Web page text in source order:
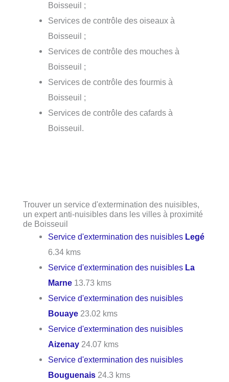
Boisseuil ;
Services de contrôle des oiseaux à
Boisseuil ;
Services de contrôle des mouches à
Boisseuil ;
Services de contrôle des fourmis à
Boisseuil ;
Services de contrôle des cafards à
Boisseuil.
Trouver un service d'extermination des nuisibles,
un expert anti-nuisibles dans les villes à proximité
de Boisseuil
Service d'extermination des nuisibles Legé
6.34 kms
Service d'extermination des nuisibles La
Marne 13.73 kms
Service d'extermination des nuisibles
Bouaye 23.02 kms
Service d'extermination des nuisibles
Aizenay 24.07 kms
Service d'extermination des nuisibles
Bouguenais 24.3 kms